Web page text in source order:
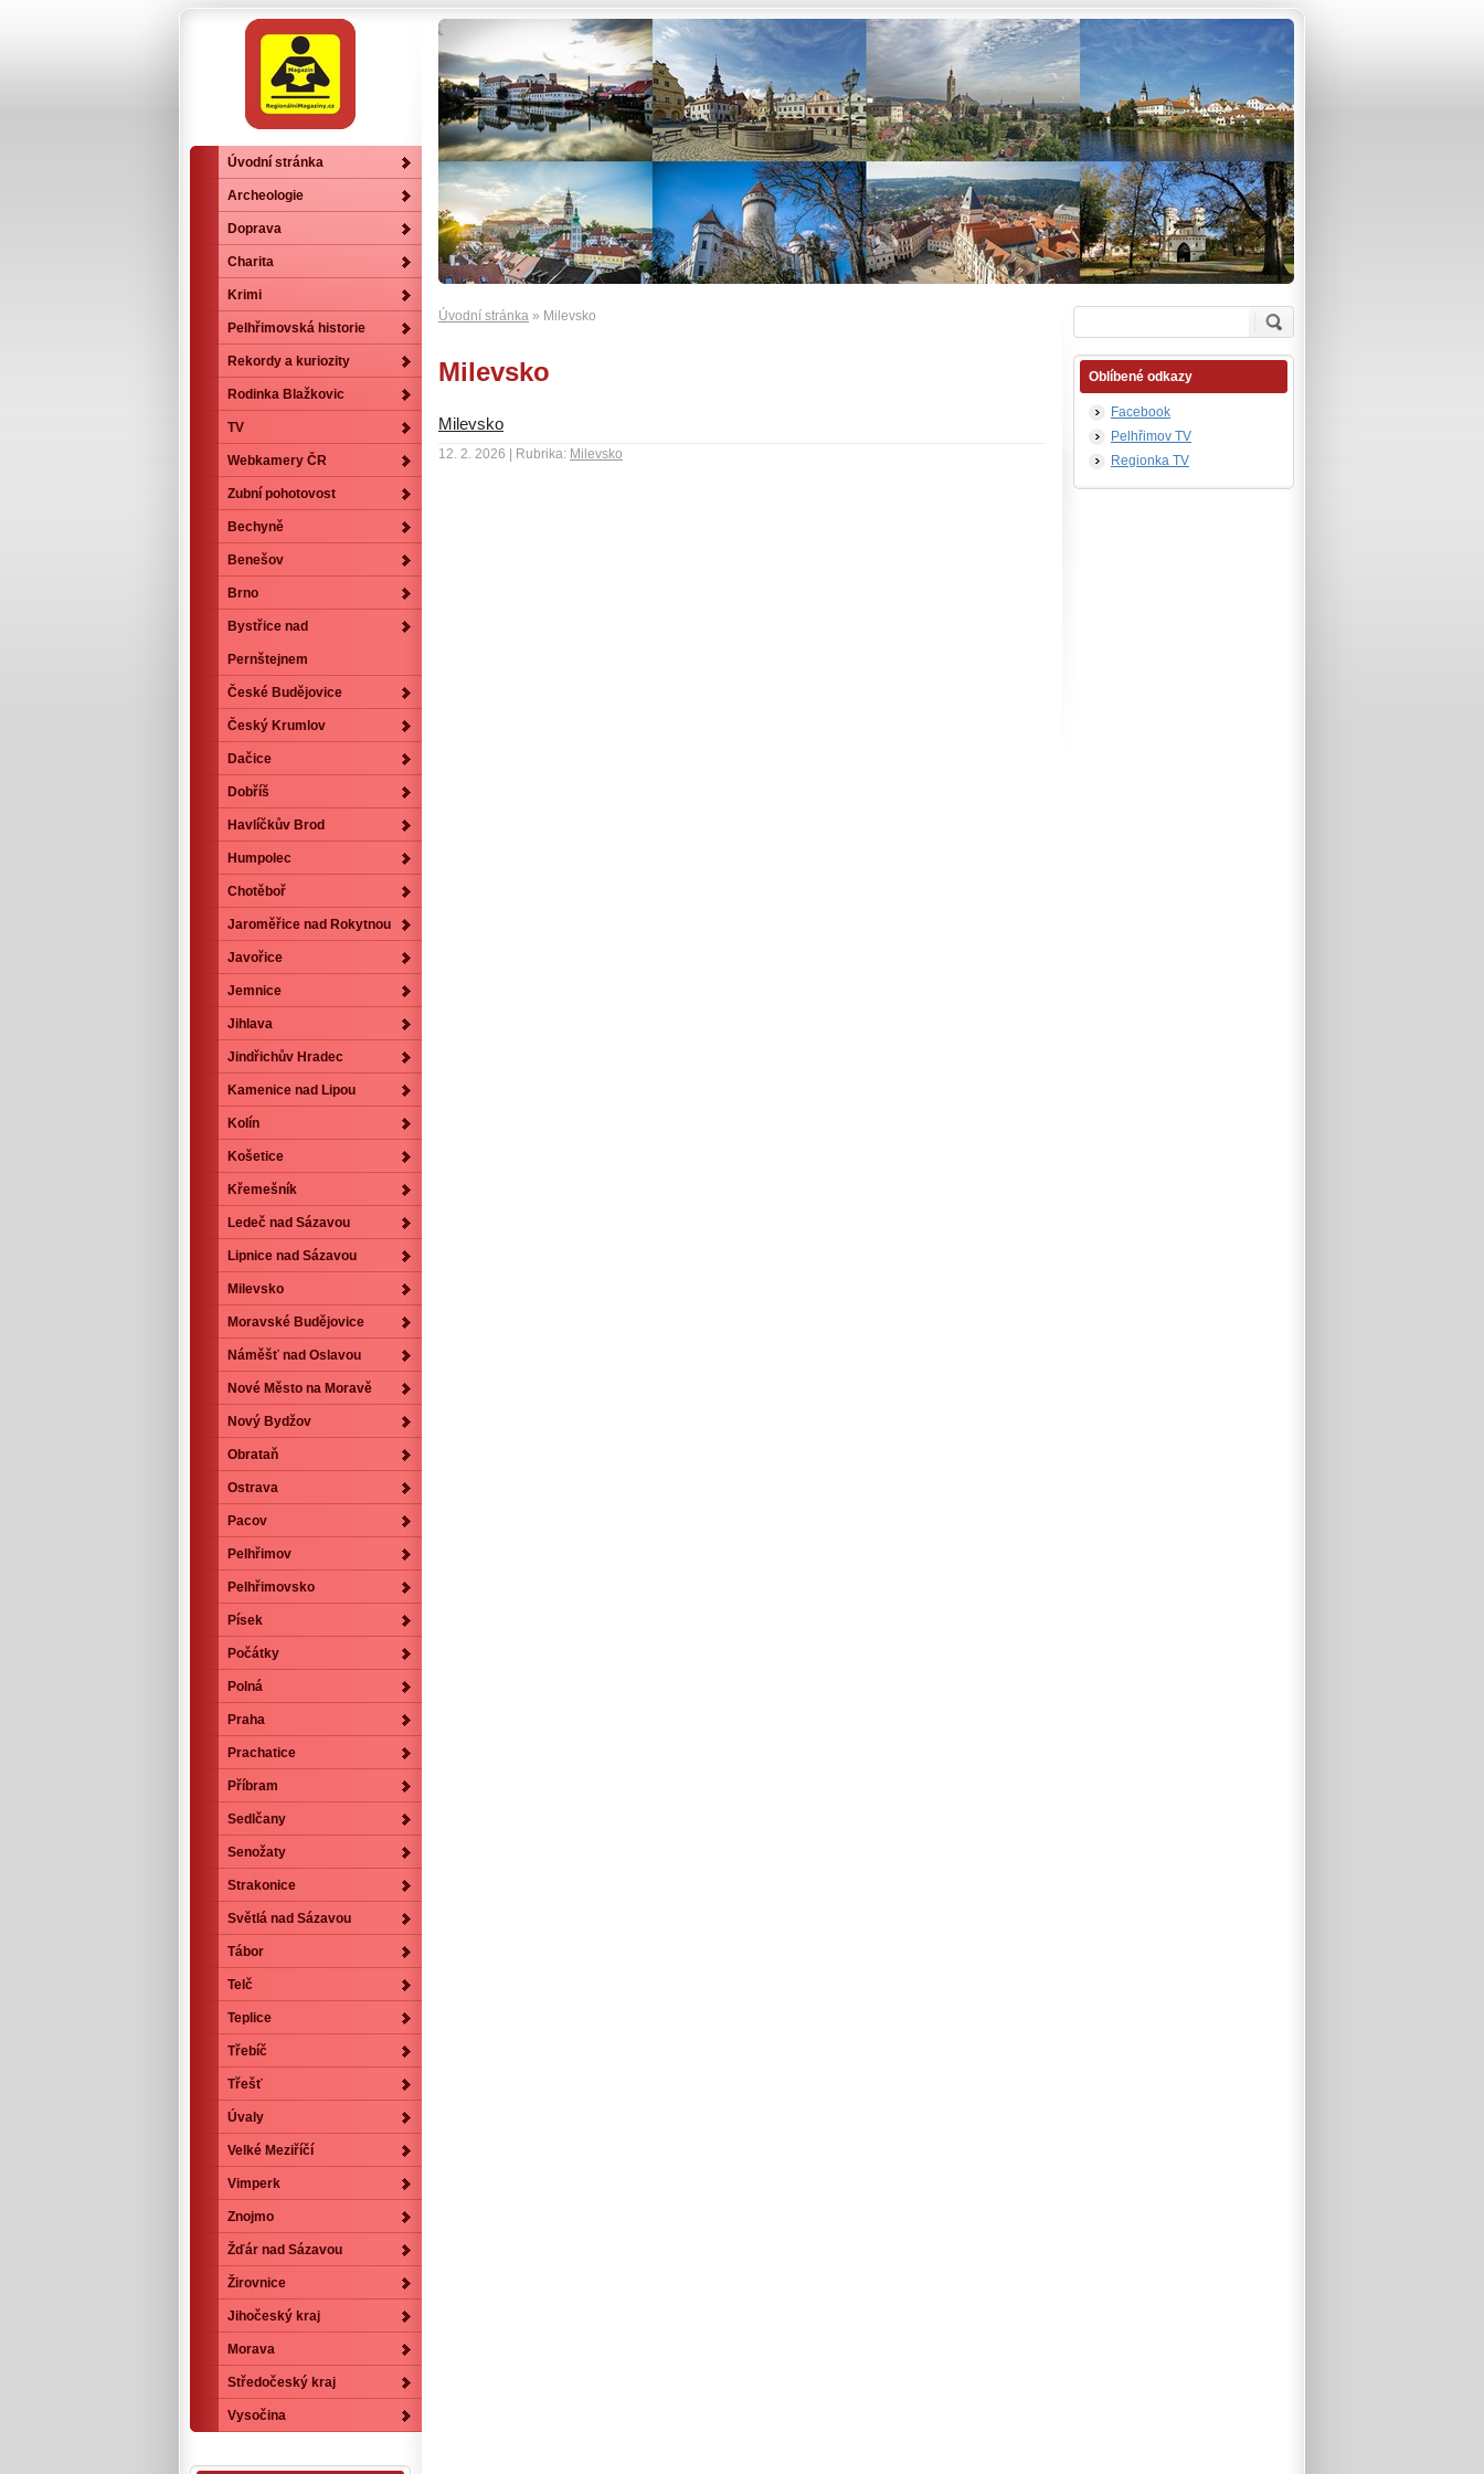
Úvodní stránka » Milevsko
Milevsko
Milevsko
12. 2. 2026 | Rubrika: Milevsko
Oblíbené odkazy
Facebook
Pelhřimov TV
Regionka TV
Úvodní stránka
Archeologie
Doprava
Charita
Krimi
Pelhřimovská historie
Rekordy a kuriozity
Rodinka Blažkovic
TV
Webkamery ČR
Zubní pohotovost
Bechyně
Benešov
Brno
Bystřice nad
Pernštejnem
České Budějovice
Český Krumlov
Dačice
Dobříš
Havlíčkův Brod
Humpolec
Chotěboř
Jaroměřice nad Rokytnou
Javořice
Jemnice
Jihlava
Jindřichův Hradec
Kamenice nad Lipou
Kolín
Košetice
Křemešník
Ledeč nad Sázavou
Lipnice nad Sázavou
Milevsko
Moravské Budějovice
Náměšť nad Oslavou
Nové Město na Moravě
Nový Bydžov
Obrataň
Ostrava
Pacov
Pelhřimov
Pelhřimovsko
Písek
Počátky
Polná
Praha
Prachatice
Příbram
Sedlčany
Senožaty
Strakonice
Světlá nad Sázavou
Tábor
Telč
Teplice
Třebíč
Třešť
Úvaly
Velké Meziříčí
Vimperk
Znojmo
Žďár nad Sázavou
Žirovnice
Jihočeský kraj
Morava
Středočeský kraj
Vysočina